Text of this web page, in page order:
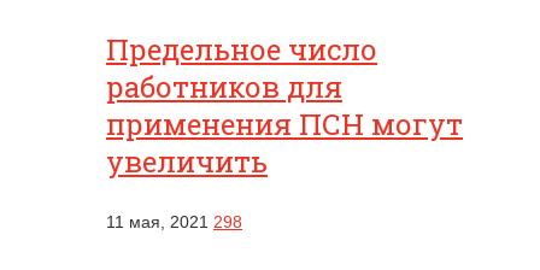
Предельное число
работников для
применения ПСН могут
увеличить
11 мая, 2021 298